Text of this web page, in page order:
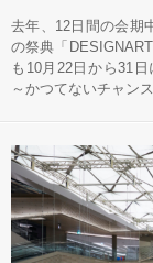
去年、12日間の会期
の祭典「
も10月22日から31
～かつてないチャン